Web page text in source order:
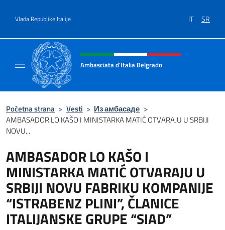
Vlada Republike Italije IT SR
Header, social and menu of site
Ambasciata d'Italia Belgrado
Početna strana > Vesti > Из амбасаде >
AMBASADOR LO KAŠO I MINISTARKA MATIĆ OTVARAJU U SRBIJI
NOVU...
AMBASADOR LO KAŠO I
MINISTARKA MATIĆ OTVARAJU U
SRBIJI NOVU FABRIKU KOMPANIJE
“ISTRABENZ PLINI”, ČLANICE
ITALIJANSKE GRUPE “SIAD”